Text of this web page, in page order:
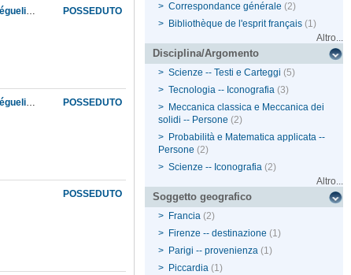
POSSEDUTO
Correspondance inédite de D'Alembert avec Cramer, Lesage, Clairaut, Turgot, Castillon, Béguelin, etc
POSSEDUTO
Correspondance inédite de D'Alembert avec Cramer, Lesage, Clairaut, Turgot, Castillon, Béguelin, etc
POSSEDUTO
> Correspondance générale (2)
> Bibliothèque de l'esprit français (1)
Altro...
Disciplina/Argomento
> Scienze -- Testi e Carteggi (5)
> Tecnologia -- Iconografia (3)
> Meccanica classica e Meccanica dei
solidi -- Persone (2)
> Probabilità e Matematica applicata --
Persone (2)
> Scienze -- Iconografia (2)
Altro...
Soggetto geografico
> Francia (2)
> Firenze -- destinazione (1)
> Parigi -- provenienza (1)
> Piccardia (1)